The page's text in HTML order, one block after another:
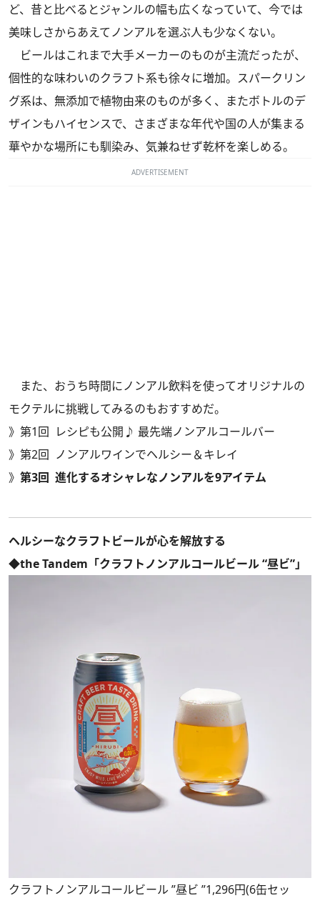
ど、昔と比べるとジャンルの幅も広くなっていて、今では
美味しさからあえてノンアルを選ぶ人も少なくない。
ビールはこれまで大手メーカーのものが主流だったが、
個性的な味わいのクラフト系も徐々に増加。スパークリン
グ系は、無添加で植物由来のものが多く、またボトルのデ
ザインもハイセンスで、さまざまな年代や国の人が集まる
華やかな場所にも馴染み、気兼ねせず乾杯を楽しめる。
ADVERTISEMENT
また、おうち時間にノンアル飲料を使ってオリジナルの
モクテルに挑戦してみるのもおすすめだ。
》 第1回 レシピも公開♪ 最先端ノンアルコールバー
》 第2回 ノンアルワインでヘルシー＆キレイ
》 第3回 進化するオシャレなノンアルを9アイテム
ヘルシーなクラフトビールが心を解放する
◆the Tandem「クラフトノンアルコールビール “昼ビ”」
クラフトノンアルコールビール ”昼ビ ”1,296円(6缶セッ